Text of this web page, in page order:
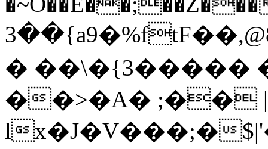
��3{a9�%ftF��,@8(Y��,��q�i�YD;�ߧ3v)�$�sBY߂��ث�j���r�1��P�aA�WJz�ݸ,��z�v�%����Ġ��.��=ǂ�خ�j��C���G�F�Qe��
� ��\�{3�����
��>�A� ;��
lx�J�V���;�